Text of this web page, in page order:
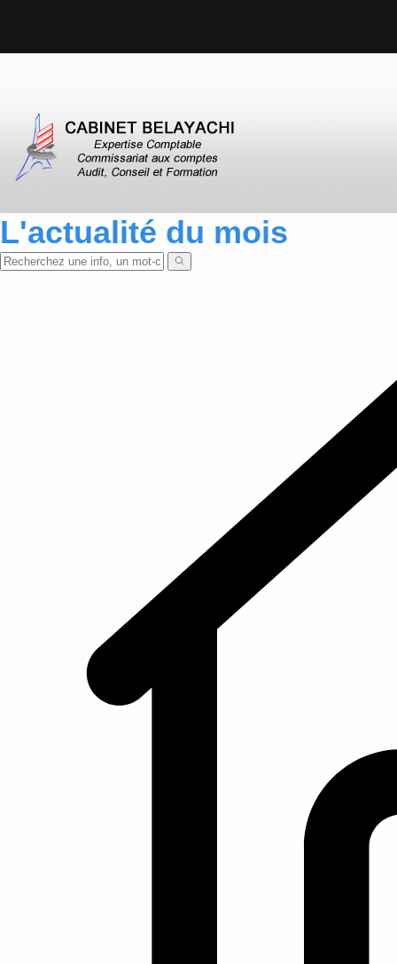
L'actualité du mois